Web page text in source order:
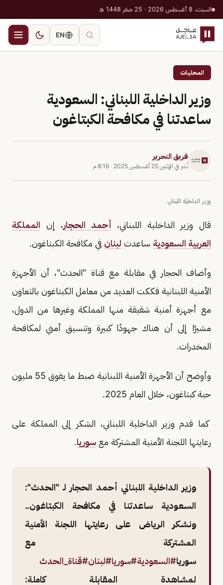
السبت، 8 أغسطس 2026 · 25 صفر 1448 هـ
EN
المحليات
وزير الداخلية اللبناني: السعودية
ساعدتنا في مكافحة الكبتاغون
فريق التحرير
نُشر في الإثنين 25 أغسطس 2025 · 8:16 م
وزير الداخلية اللبناني
قال وزير الداخلية اللبناني، أحمد الحجار، إن المملكة
العربية السعودية ساعدت لبنان في مكافحة الكبتاغون.
وأضاف الحجار في مقابلة مع قناة "الحدث"، أن الأجهزة
الأمنية اللبنانية فككت العديد من معامل الكبتاغون بالتعاون
مع أجهزة أمنية شقيقة منها المملكة وغيرها من الدول،
مشيرًا إلى أن هناك جهودًا كبيرة وتنسيق أمني لمكافحة
المخدرات.
وأوضح أن الأجهزة الأمنية اللبنانية ضبط ما يفوق 55 مليون
حبة كبتاغون، خلال العام 2025.
كما قدم وزير الداخلية اللبناني، الشكر إلى المملكة على
رعايتها اللجنة الأمنية المشتركة مع سوريا.
وزير الداخلية اللبناني أحمد الحجار لـ "الحدث":
السعودية ساعدتنا في مكافحة الكبتاغون..
ونشكر الرياض على رعايتها اللجنة الأمنية
المشتركة مع
سوريا#السعودية#سوريا#لبنان#قناة_الحدث
لمشاهدة المقابلة كاملة: